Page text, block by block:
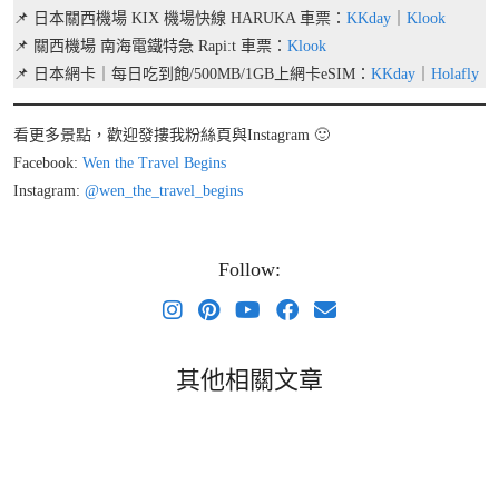
📌 日本關西機場 KIX 機場快線 HARUKA 車票： KKday
Klook
📌 關西機場 南海電鐵特急 Rapi:t 車票： Klook
📌 日本網卡｜每日吃到飽/500MB/1GB上網卡eSIM： KKday Holafly
看更多景點，歡迎發摟我粉絲頁與Instagram 🙂
Facebook: Wen the Travel Begins
Instagram: @wen_the_travel_begins
Follow:
其他相關文章